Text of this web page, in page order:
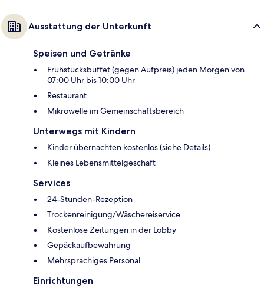
Ausstattung der Unterkunft
Speisen und Getränke
Frühstücksbuffet (gegen Aufpreis) jeden Morgen von
07:00 Uhr bis 10:00 Uhr
Restaurant
Mikrowelle im Gemeinschaftsbereich
Unterwegs mit Kindern
Kinder übernachten kostenlos (siehe Details)
Kleines Lebensmittelgeschäft
Services
24-Stunden-Rezeption
Trockenreinigung/Wäschereiservice
Kostenlose Zeitungen in der Lobby
Gepäckaufbewahrung
Mehrsprachiges Personal
Einrichtungen